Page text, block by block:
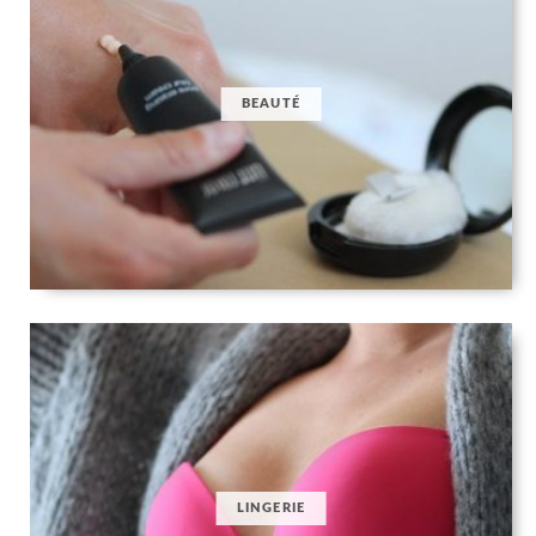
BEAUTÉ
LINGERIE